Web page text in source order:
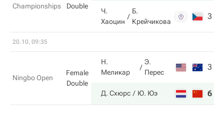
Championships
Double
Ч.
Хаоцин
Б.
Крейчикова
3
20.10, 09:35
Ningbo Open
Female
Double
Н.
Меликар
Э.
Перес
3
Д. Схюрс Ю. Юэ 6